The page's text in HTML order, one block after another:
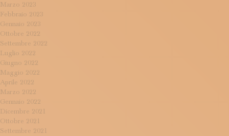
Marzo 2023
Febbraio 2023
Gennaio 2023
Ottobre 2022
Settembre 2022
Luglio 2022
Giugno 2022
Maggio 2022
Aprile 2022
Marzo 2022
Gennaio 2022
Dicembre 2021
Ottobre 2021
Settembre 2021